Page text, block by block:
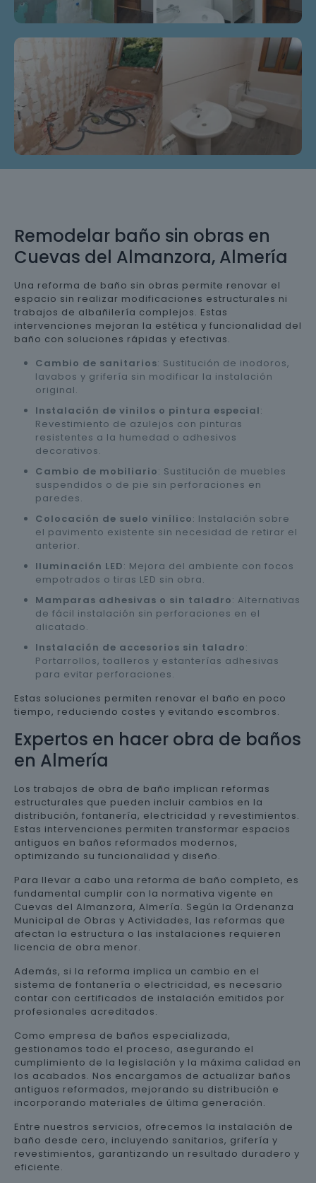
Remodelar baño sin obras en
Cuevas del Almanzora, Almería
Una reforma de baño sin obras permite renovar el
espacio sin realizar modificaciones estructurales ni
trabajos de albañilería complejos. Estas
intervenciones mejoran la estética y funcionalidad del
baño con soluciones rápidas y efectivas.
Cambio de sanitarios: Sustitución de inodoros,
lavabos y grifería sin modificar la instalación
original.
Instalación de vinilos o pintura especial:
Revestimiento de azulejos con pinturas
resistentes a la humedad o adhesivos
decorativos.
Cambio de mobiliario: Sustitución de muebles
suspendidos o de pie sin perforaciones en
paredes.
Colocación de suelo vinílico: Instalación sobre
el pavimento existente sin necesidad de retirar el
anterior.
Iluminación LED: Mejora del ambiente con focos
empotrados o tiras LED sin obra.
Mamparas adhesivas o sin taladro: Alternativas
de fácil instalación sin perforaciones en el
alicatado.
Instalación de accesorios sin taladro:
Portarrollos, toalleros y estanterías adhesivas
para evitar perforaciones.
Estas soluciones permiten renovar el baño en poco
tiempo, reduciendo costes y evitando escombros.
Expertos en hacer obra de baños
en Almería
Los trabajos de obra de baño implican reformas
estructurales que pueden incluir cambios en la
distribución, fontanería, electricidad y revestimientos.
Estas intervenciones permiten transformar espacios
antiguos en baños reformados modernos,
optimizando su funcionalidad y diseño.
Para llevar a cabo una reforma de baño completo, es
fundamental cumplir con la normativa vigente en
Cuevas del Almanzora, Almería. Según la Ordenanza
Municipal de Obras y Actividades, las reformas que
afectan la estructura o las instalaciones requieren
licencia de obra menor.
Además, si la reforma implica un cambio en el
sistema de fontanería o electricidad, es necesario
contar con certificados de instalación emitidos por
profesionales acreditados.
Como empresa de baños especializada,
gestionamos todo el proceso, asegurando el
cumplimiento de la legislación y la máxima calidad en
los acabados. Nos encargamos de actualizar baños
antiguos reformados, mejorando su distribución e
incorporando materiales de última generación.
Entre nuestros servicios, ofrecemos la instalación de
baño desde cero, incluyendo sanitarios, grifería y
revestimientos, garantizando un resultado duradero y
eficiente.